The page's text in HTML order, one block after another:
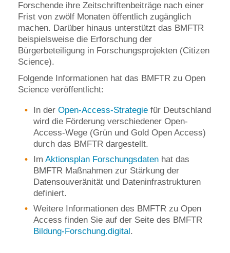
Forschende ihre Zeitschriftenbeiträge nach einer
Frist von zwölf Monaten öffentlich zugänglich
machen. Darüber hinaus unterstützt das BMFTR
beispielsweise die Erforschung der
Bürgerbeteiligung in Forschungsprojekten (Citizen
Science).
Folgende Informationen hat das BMFTR zu Open
Science veröffentlicht:
In der Open-Access-Strategie für Deutschland
wird die Förderung verschiedener Open-
Access-Wege (Grün und Gold Open Access)
durch das BMFTR dargestellt.
Im Aktionsplan Forschungsdaten hat das
BMFTR Maßnahmen zur Stärkung der
Datensouveränität und Dateninfrastrukturen
definiert.
Weitere Informationen des BMFTR zu Open
Access finden Sie auf der Seite des BMFTR
Bildung-Forschung.digital.